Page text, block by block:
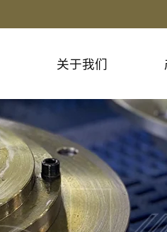
关于我们